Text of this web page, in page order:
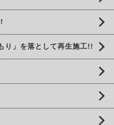
り」を落として再生施工!!